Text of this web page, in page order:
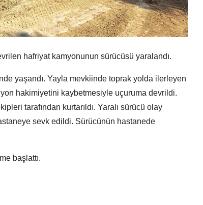
hafriyat kamyonunun sürücüsü yaralandı.
yaşandı. Yayla mevkiinde toprak yolda ilerleyen
hakimiyetini kaybetmesiyle uçuruma devrildi.
tarafından kurtarıldı. Yaralı sürücü olay
sevk edildi. Sürücünün hastanede
başlattı.